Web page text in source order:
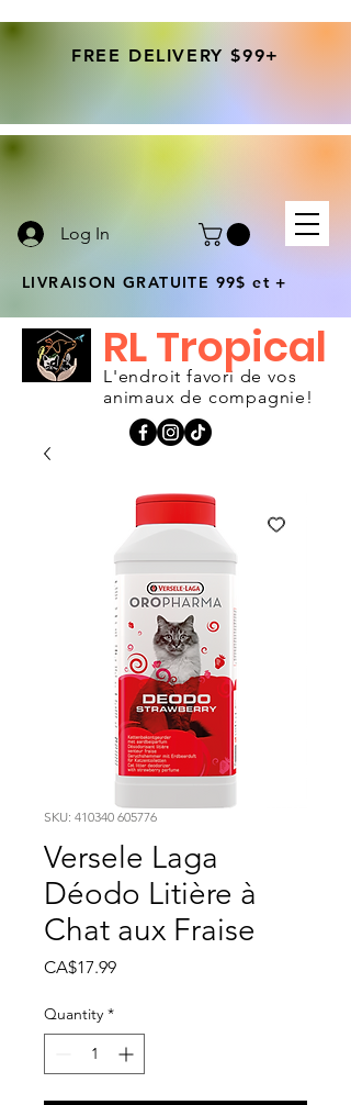
Log In
LIVRAISON GRATUITE 99$ et +
L'endroit favori de vos
animaux de compagnie!
RL Tropical
FREE DELIVERY $99+
SKU: 410340 605776
Versele Laga
Déodo Litière à
Chat aux Fraise
CA$17.99Price
Quantity *